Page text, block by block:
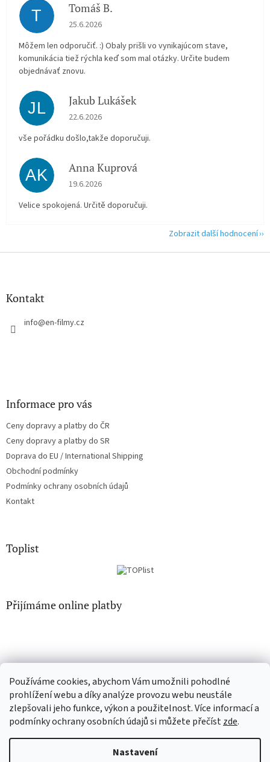
Používáme cookies, abychom Vám umožnili pohodlné
prohlížení webu a díky analýze provozu webu neustále
zlepšovali jeho funkce, výkon a použitelnost. Více informací a
podmínky ochrany osobních údajů si můžete přečístzde.
Nastavení
T Tomáš B.
Hodnocení obchodu je 5 z 5 hvězdiček.
25.6.2026
Môžem len odporučiť. :) Obaly prišli vo vynikajúcom stave,
komunikácia tiež rýchla keď som mal otázky. Určite budem
objednávať znovu.
JL Jakub Lukášek
Hodnocení obchodu je 5 z 5 hvězdiček.
22.6.2026
vše pořádku došlo,takže doporučuji.
AK Anna Kuprová
Hodnocení obchodu je 5 z 5 hvězdiček.
19.6.2026
Velice spokojená. Určitě doporučuji.
Zobrazit další hodnocení
Z
Kontakt
info@en-filmy.cz
Informace pro vás
Ceny dopravy a platby do ČR
Ceny dopravy a platby do SR
Doprava do EU / International Shipping
Obchodní podmínky
Podmínky ochrany osobních údajů
Kontakt
Toplist
Přijímáme online platby
CD-Soundtrack.cz CD-hudba.cz
Vytvořil Shoptet